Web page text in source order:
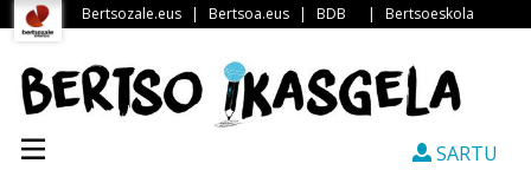
Bertsozale.eus | Bertsoa.eus | BDB | Bertsoeskola
SARTU